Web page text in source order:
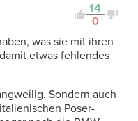
14
0
was sie mit ihren
etwas fehlendes
Sondern auch
Poser-